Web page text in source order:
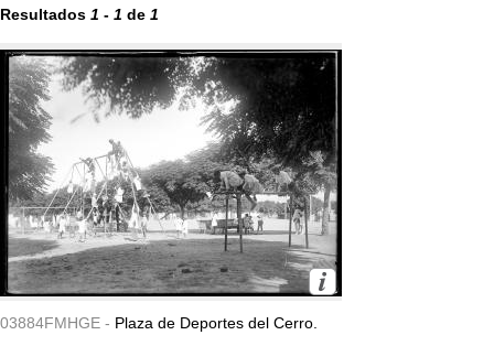
Resultados 1 - 1 de 1
03884FMHGE - Plaza de Deportes del Cerro.